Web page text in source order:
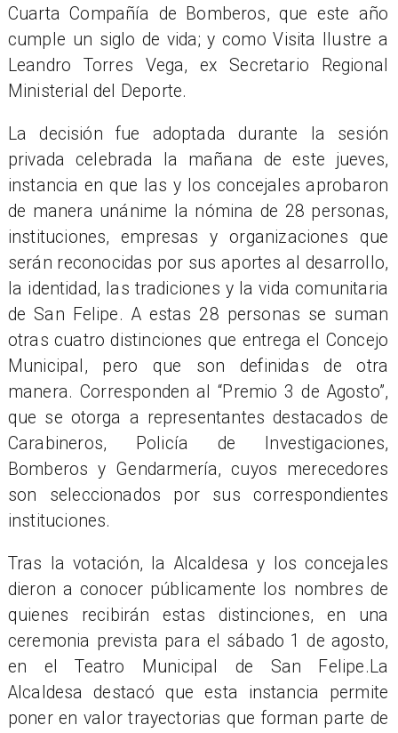
Cuarta Compañía de Bomberos, que este año
cumple un siglo de vida; y como Visita Ilustre a
Leandro Torres Vega, ex Secretario Regional
Ministerial del Deporte.
La decisión fue adoptada durante la sesión
privada celebrada la mañana de este jueves,
instancia en que las y los concejales aprobaron
de manera unánime la nómina de 28 personas,
instituciones, empresas y organizaciones que
serán reconocidas por sus aportes al desarrollo,
la identidad, las tradiciones y la vida comunitaria
de San Felipe. A estas 28 personas se suman
otras cuatro distinciones que entrega el Concejo
Municipal, pero que son definidas de otra
manera. Corresponden al “Premio 3 de Agosto”,
que se otorga a representantes destacados de
Carabineros, Policía de Investigaciones,
Bomberos y Gendarmería, cuyos merecedores
son seleccionados por sus correspondientes
instituciones.
Tras la votación, la Alcaldesa y los concejales
dieron a conocer públicamente los nombres de
quienes recibirán estas distinciones, en una
ceremonia prevista para el sábado 1 de agosto,
en el Teatro Municipal de San Felipe.La
Alcaldesa destacó que esta instancia permite
poner en valor trayectorias que forman parte de